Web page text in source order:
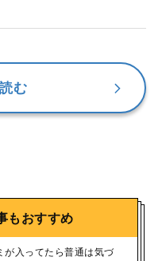
む
もおすすめ
が入ってたら普通は気づ